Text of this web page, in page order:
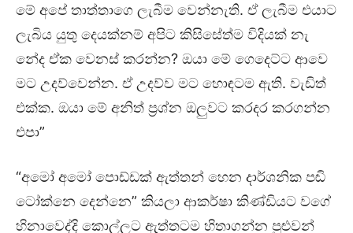
මේ අපේ තාත්තාගෙ ලැබීම වෙන්නැති. ඒ ලැබීම එයාට
ලැබිය යුතු දෙයක්නම් අපිට කිසිසේත්ම විදියක් නැ
නේද ඒක වෙනස් කරන්න? ඔයා මේ ගෙදෙට්ට ආවෙ
මට උදව්වෙන්න. ඒ උදව්ව මට හොඳටම ඇති. වැඩිත්
එක්ක. ඔයා මේ අනිත් ප්‍රශ්න ඔලුවට කරදර කරගන්න
එපා”
“අමෝ අමෝ පොඩ්ඩක් ඇත්තන් හෙන දාර්ශනික පඬි
ටෝක්නෙ දෙන්නෙ” කියලා ආකර්ෂා කිණ්ඩියට වගේ
හිනාවෙද්දි කොල්ලට ඇත්තටම හිතාගන්න පුළුවන්